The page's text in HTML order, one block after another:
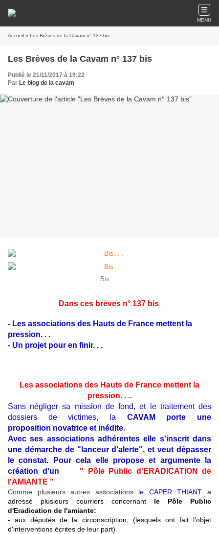
MENU
Accueil » Les Brèves de la Cavam n° 137 bis
Les Brèves de la Cavam n° 137 bis
Publié le 21/11/2017 à 19:22
Par Le blog de la cavam
Bis. . .
Dans ces brèves n° 137 bis.
- Les associations des Hauts de France mettent la
pression. . .
- Un projet pour en finir. . .
Les associations des Hauts de France mettent la
pression. . ..
Sans négliger sa mission de fond, et le traitement des
dossiers de victimes, la CAVAM porte une
proposition novatrice et inédite.
Avec ses associations adhérentes elle s'inscrit dans
une démarche de "lanceur d'alerte", et veut dépasser
le constat. Pour cela elle propose et argumente la
création d'un
" Pôle Public d'ERADICATION de
l'AMIANTE "
Comme plusieurs autres associations le CAPER THIANTa
adressé plusieurs courriers concernant le Pôle Public
d'Eradication de l'amiante:
- aux députés de la circonscription, (lesquels ont fait l'objet
d'interventions écrites de leur part)